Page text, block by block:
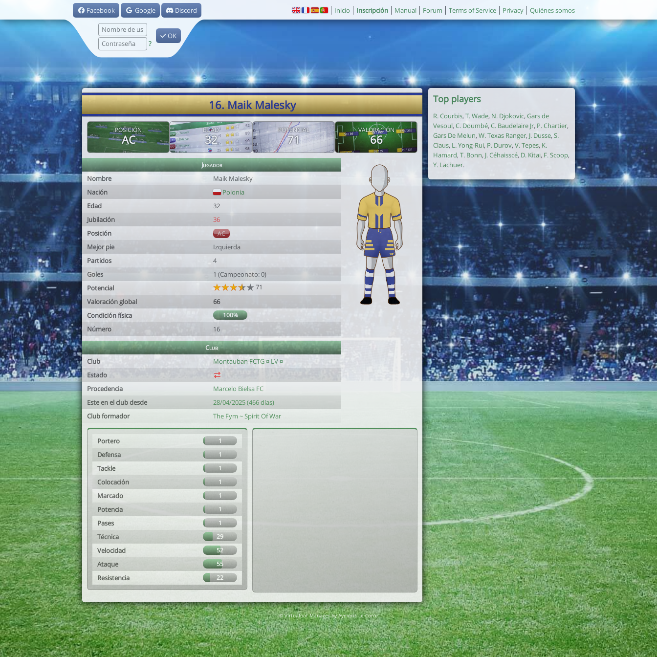
Facebook Google Discord
?
OK
Inicio Inscripción Manual Forum Terms of Service Privacy Quiénes somos
16. Maik Malesky
POSICIÓN
AC
EDAD
32
POTENCIAL
71
VALORACIÓN
66
Jugador
Nombre
Maik Malesky
Nación
Polonia
Edad
32
Jubilación
36
Posición
AC
Mejor pie
Izquierda
Partidos
4
Goles
1 (Campeonato: 0)
Potencial
71
Valoración global
66
Condición física
100%
Número 16
Club
Club
Montauban FCTG ¤ LV ¤
Estado
Procedencia
Marcelo Bielsa FC
Este en el club desde
28/04/2025 (466 días)
Club formador
The Fym ~ Spirit Of War
Portero 1
Defensa 1
Tackle 1
Colocación 1
Marcado 1
Potencia 1
Pases 1
Técnica 29
Velocidad 52
Ataque 55
Resistencia 22
Top players
R. Courbis, T. Wade, N. Djokovic, Gars de
Vesoul, C. Doumbé, C. Baudelaire Jr, P. Chartier,
Gars De Melun, W. Texas Ranger, J. Dusse, S.
Claus, L. Yong-Rui, P. Durov, V. Tepes, K.
Hamard, T. Bonn, J. Céhaisscé, D. Kitai, F. Scoop,
Y. Lachuer.
© Virtuafoot Manager by Aymeric Le Corre